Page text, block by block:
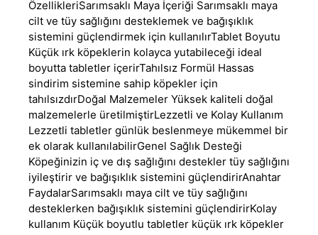
ÖzellikleriSarımsaklı Maya İçeriği Sarımsaklı maya
cilt ve tüy sağlığını desteklemek ve bağışıklık
sistemini güçlendirmek için kullanılırTablet Boyutu
Küçük ırk köpeklerin kolayca yutabileceği ideal
boyutta tabletler içerirTahılsız Formül Hassas
sindirim sistemine sahip köpekler için
tahılsızdırDoğal Malzemeler Yüksek kaliteli doğal
malzemelerle üretilmiştirLezzetli ve Kolay Kullanım
Lezzetli tabletler günlük beslenmeye mükemmel bir
ek olarak kullanılabilirGenel Sağlık Desteği
Köpeğinizin iç ve dış sağlığını destekler tüy sağlığını
iyileştirir ve bağışıklık sistemini güçlendirirAnahtar
FaydalarSarımsaklı maya cilt ve tüy sağlığını
desteklerken bağışıklık sistemini güçlendirirKolay
kullanım Küçük boyutlu tabletler küçük ırk köpekler